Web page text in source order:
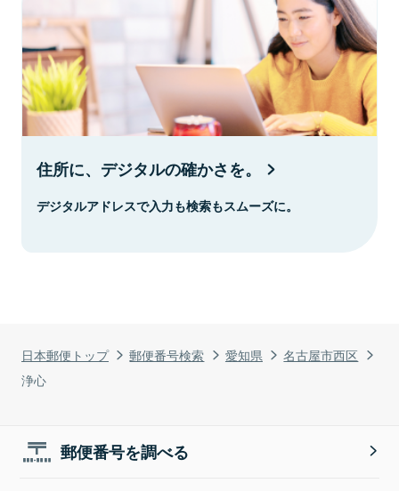
日本郵便トップ 郵便番号検索 愛知県
名古屋市西区
浄心
住所に、デジタルの確かさを。
デジタルアドレスで入力も検索もスムーズに。
郵便番号を調べる